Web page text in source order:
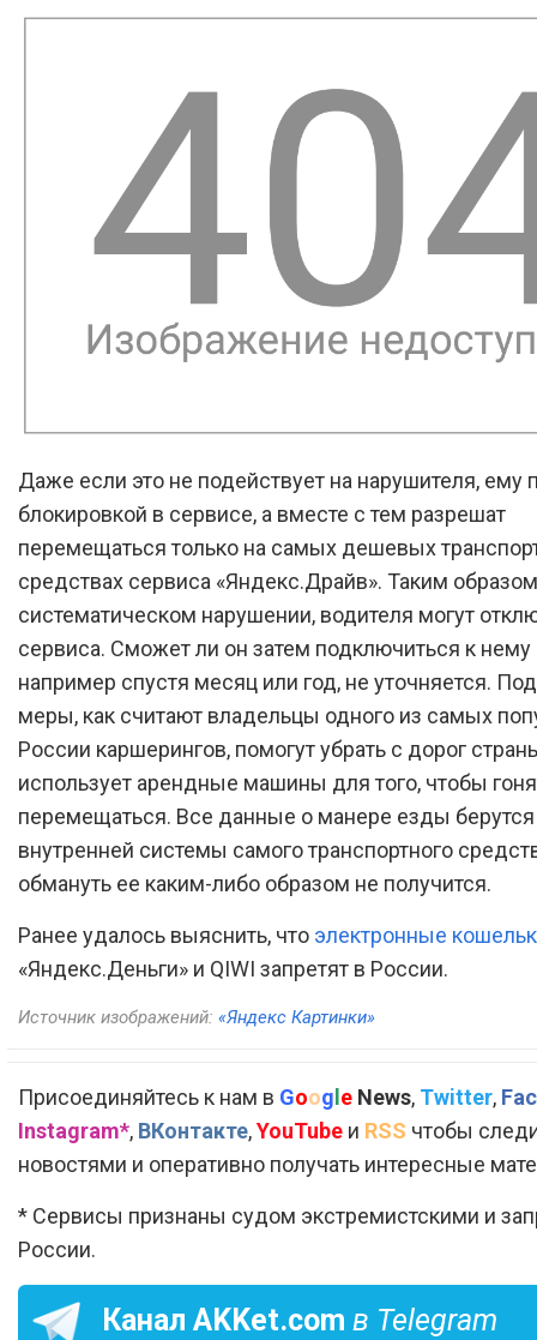
Даже если это не подействует на нарушителя, ему
блокировкой в сервисе, а вместе с тем разрешат
перемещаться только на самых дешевых
средствах сервиса «Яндекс.Драйв». Таким
систематическом нарушении, водителя могут
сервиса. Сможет ли он затем подключиться к нему
например спустя месяц или год, не уточняется.
меры, как считают владельцы одного из самых
России каршерингов, помогут убрать с дорог
использует арендные машины для того, чтобы
перемещаться. Все данные о манере езды берутся
внутренней системы самого транспортного
обмануть ее каким-либо образом не получится.
Ранее удалось выяснить, что электронные
«Яндекс.Деньги» и QIWI запретят в России.
Источник изображений: «Яндекс Картинки»
Присоединяйтесь к нам в Google News, Twitter,
Instagram*, ВКонтакте,YouTube и RSS чтобы
новостями и оперативно получать интересные
* Сервисы признаны судом экстремистскими и
России.
Канал AKKet.com в Telegram